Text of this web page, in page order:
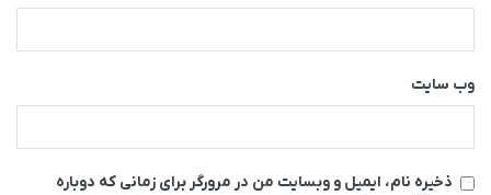
وب‌ سایت
ذخیره نام، ایمیل و وبسایت من در مرورگر برای زمانی که دوباره